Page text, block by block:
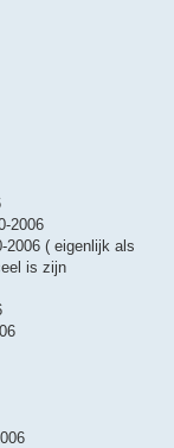
2006
2006 ( eigenlijk als
is zijn